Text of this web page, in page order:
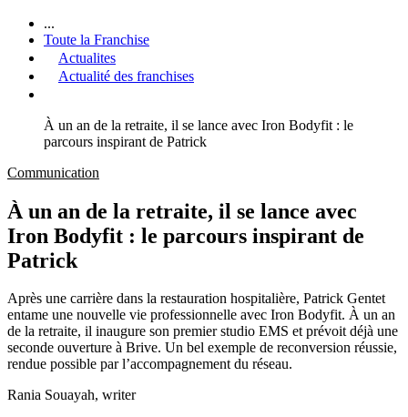
...
Toute la Franchise
Actualites
Actualité des franchises
À un an de la retraite, il se lance avec Iron Bodyfit : le
parcours inspirant de Patrick
Communication
À un an de la retraite, il se lance avec
Iron Bodyfit : le parcours inspirant de
Patrick
Après une carrière dans la restauration hospitalière, Patrick Gentet
entame une nouvelle vie professionnelle avec Iron Bodyfit. À un an
de la retraite, il inaugure son premier studio EMS et prévoit déjà une
seconde ouverture à Brive. Un bel exemple de reconversion réussie,
rendue possible par l’accompagnement du réseau.
Rania Souayah, writer